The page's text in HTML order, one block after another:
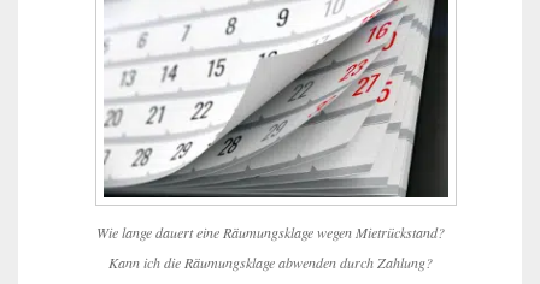
Wie lange dauert eine Räumungsklage wegen Mietrückstand?
Kann ich die Räumungsklage abwenden durch Zahlung?